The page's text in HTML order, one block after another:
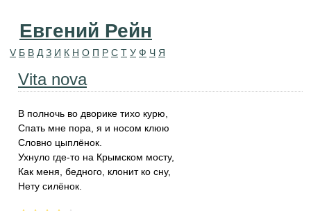
Евгений Рейн
V Б В Д З И К Н О П Р С Т У Ф Ч Я
Vita nova
В полночь во дворике тихо курю,
Спать мне пора, я и носом клюю
Словно цыплёнок.
Ухнуло где-то на Крымском мосту,
Как меня, бедного, клонит ко сну,
Нету силёнок.